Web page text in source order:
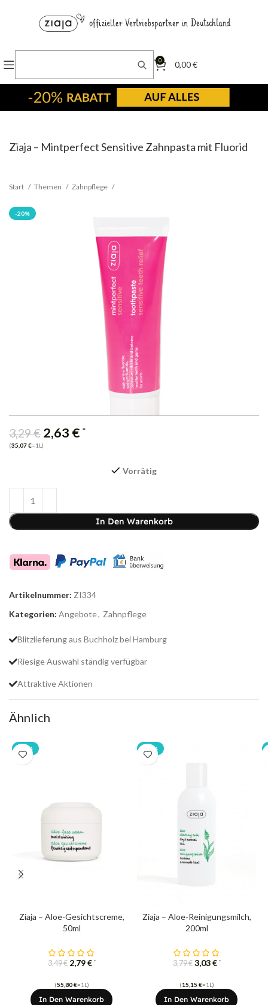
0 0,00€
Ziaja – Mintperfect Sensitive Zahnpasta mit Fluorid
Start Themen Zahnpflege
-20%
3,29€ 2,63 € *
(35,07€=1L)
Vorrätig
In Den Warenkorb
Artikelnummer: ZI334
Kategorien: Angebote, Zahnpflege
Blitzlieferung aus Buchholz bei Hamburg
Riesige Auswahl ständig verfügbar
Attraktive Aktionen
Ähnlich
-20%
Ziaja – Aloe-Gesichtscreme,
50ml
3,49€ 2,79€ *
(55,80€=1L)
In Den Warenkorb
-20%
Ziaja – Aloe-Reinigungsmilch,
200ml
3,79€ 3,03€ *
(15,15 €=1L)
In Den Warenkorb